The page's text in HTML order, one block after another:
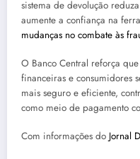
sistema de devolução
aumente a confiança na
mudanças no combate às
O Banco Central reforça
financeiras e consumidores
mais seguro e eficiente,
como meio de pagamento
Com informações do Jornal